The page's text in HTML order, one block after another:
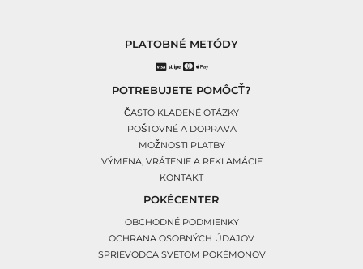
PLATOBNÉ METÓDY
POTREBUJETE POMÔCŤ?
ČASTO KLADENÉ OTÁZKY
POŠTOVNÉ A DOPRAVA
MOŽNOSTI PLATBY
VÝMENA, VRÁTENIE A REKLAMÁCIE
KONTAKT
POKÉCENTER
OBCHODNÉ PODMIENKY
OCHRANA OSOBNÝCH ÚDAJOV
SPRIEVODCA SVETOM POKÉMONOV